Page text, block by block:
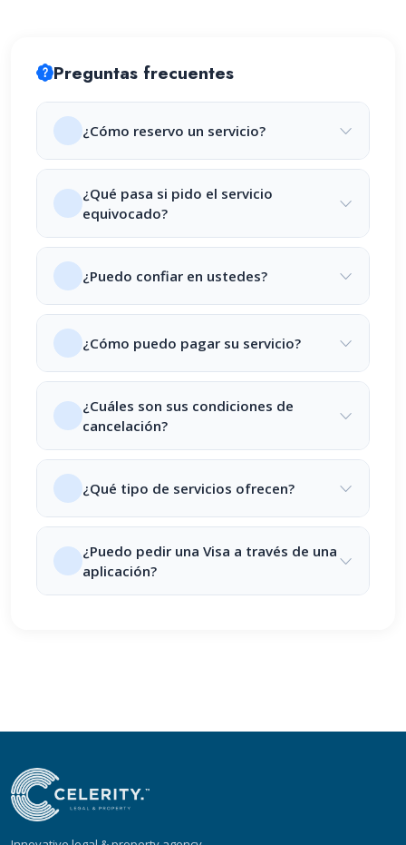
Preguntas frecuentes
¿Cómo reservo un servicio?
¿Qué pasa si pido el servicio
equivocado?
¿Puedo confiar en ustedes?
¿Cómo puedo pagar su servicio?
¿Cuáles son sus condiciones de
cancelación?
¿Qué tipo de servicios ofrecen?
¿Puedo pedir una Visa a través de una
aplicación?